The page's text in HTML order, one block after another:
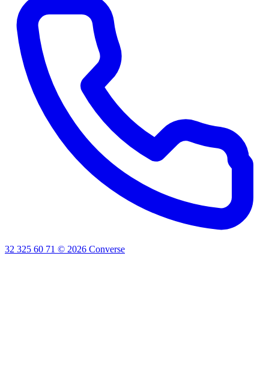
32 325 60 71 © 2026 Converse